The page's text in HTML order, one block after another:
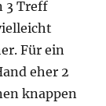
3 Treff
Für ein
eher 2
knappen